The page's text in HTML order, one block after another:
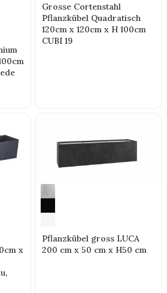
Grosse Cortenstahl
Pflanzkübel Quadratisch
120cm x 120cm x H 100cm
CUBI 19
x
Pflanzkübel gross LUCA
200 cm x 50 cm x H50 cm